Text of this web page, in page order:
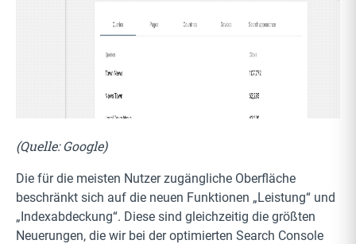
(Quelle: Google)
Die für die meisten Nutzer zugängliche Oberfläche
beschränkt sich auf die neuen Funktionen „Leistung“ und
„Indexabdeckung“. Diese sind gleichzeitig die größten
Neuerungen, die wir bei der optimierten Search Console